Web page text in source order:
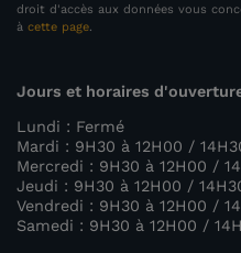
droit d'accès aux données vous
à cette page
Jours et horaires
Lundi : Fermé
Mardi : 9H30 à 12H00 /
Mercredi : 9H30 à 12H00 /
Jeudi : 9H30 à 12H00 /
Vendredi : 9H30 à 12H00 /
Samedi : 9H30 à 12H00 /